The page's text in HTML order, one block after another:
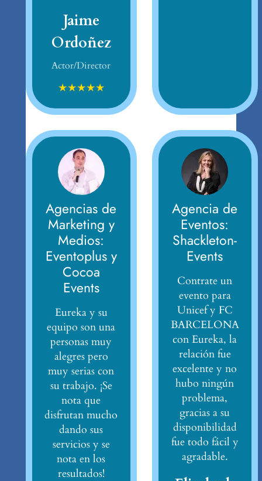
Jaime
Ordoñez
Actor/Director
★★★★★
Agencias de
Marketing y
Medios:
Eventoplus y
Cocoa
Events
Eureka y su
equipo son una
personas muy
alegres pero
muy serias con
su trabajo. ¡Se
nota que
disfrutan mucho
dando sus
servicios y se
nota en los
resultados!
Agencia de
Eventos:
Shackleton-
Events
Contrate un
evento para
Unicef y FC
BARCELONA
con Eureka, la
relación fue
excelente y no
hubo ningún
problema,
gracias a su
disponibilidad
fue todo fácil y
agradable.